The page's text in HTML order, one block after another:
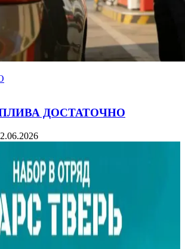
ДОСТАТОЧНО